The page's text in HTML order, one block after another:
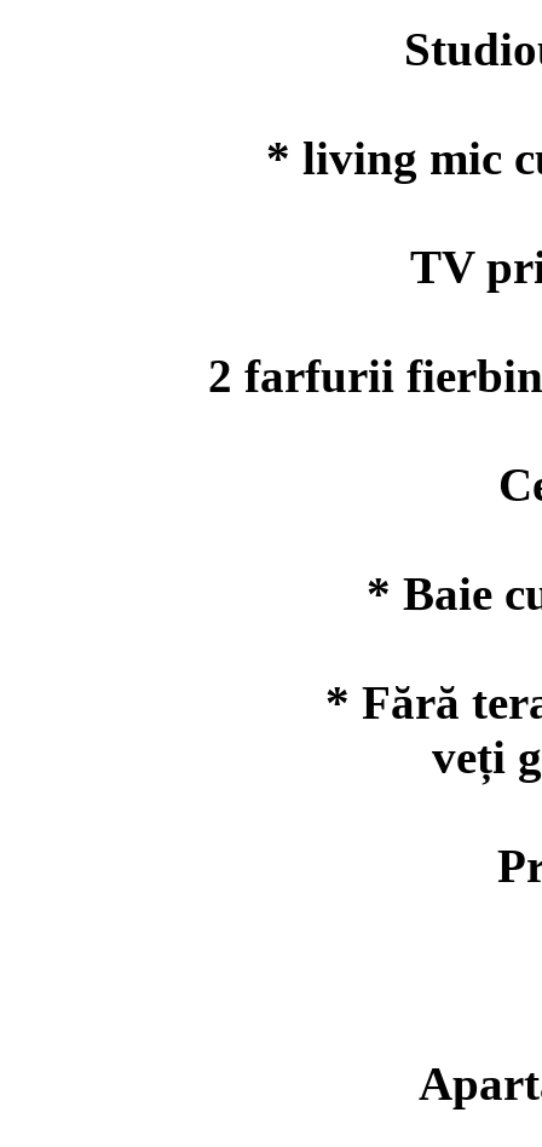
* living mic
TV
2 farfurii
* Baie
* Fără
veți